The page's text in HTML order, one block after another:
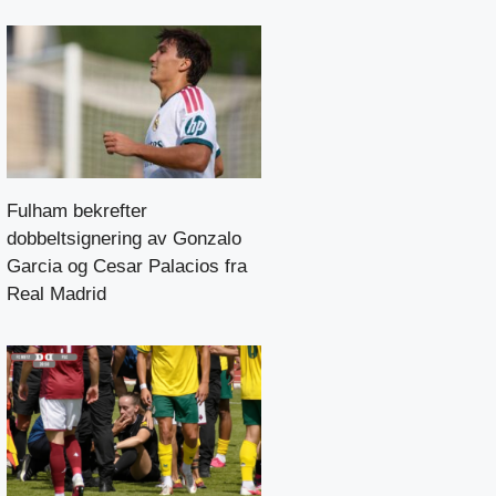
Fulham bekrefter
dobbeltsignering av Gonzalo
Garcia og Cesar Palacios fra
Real Madrid